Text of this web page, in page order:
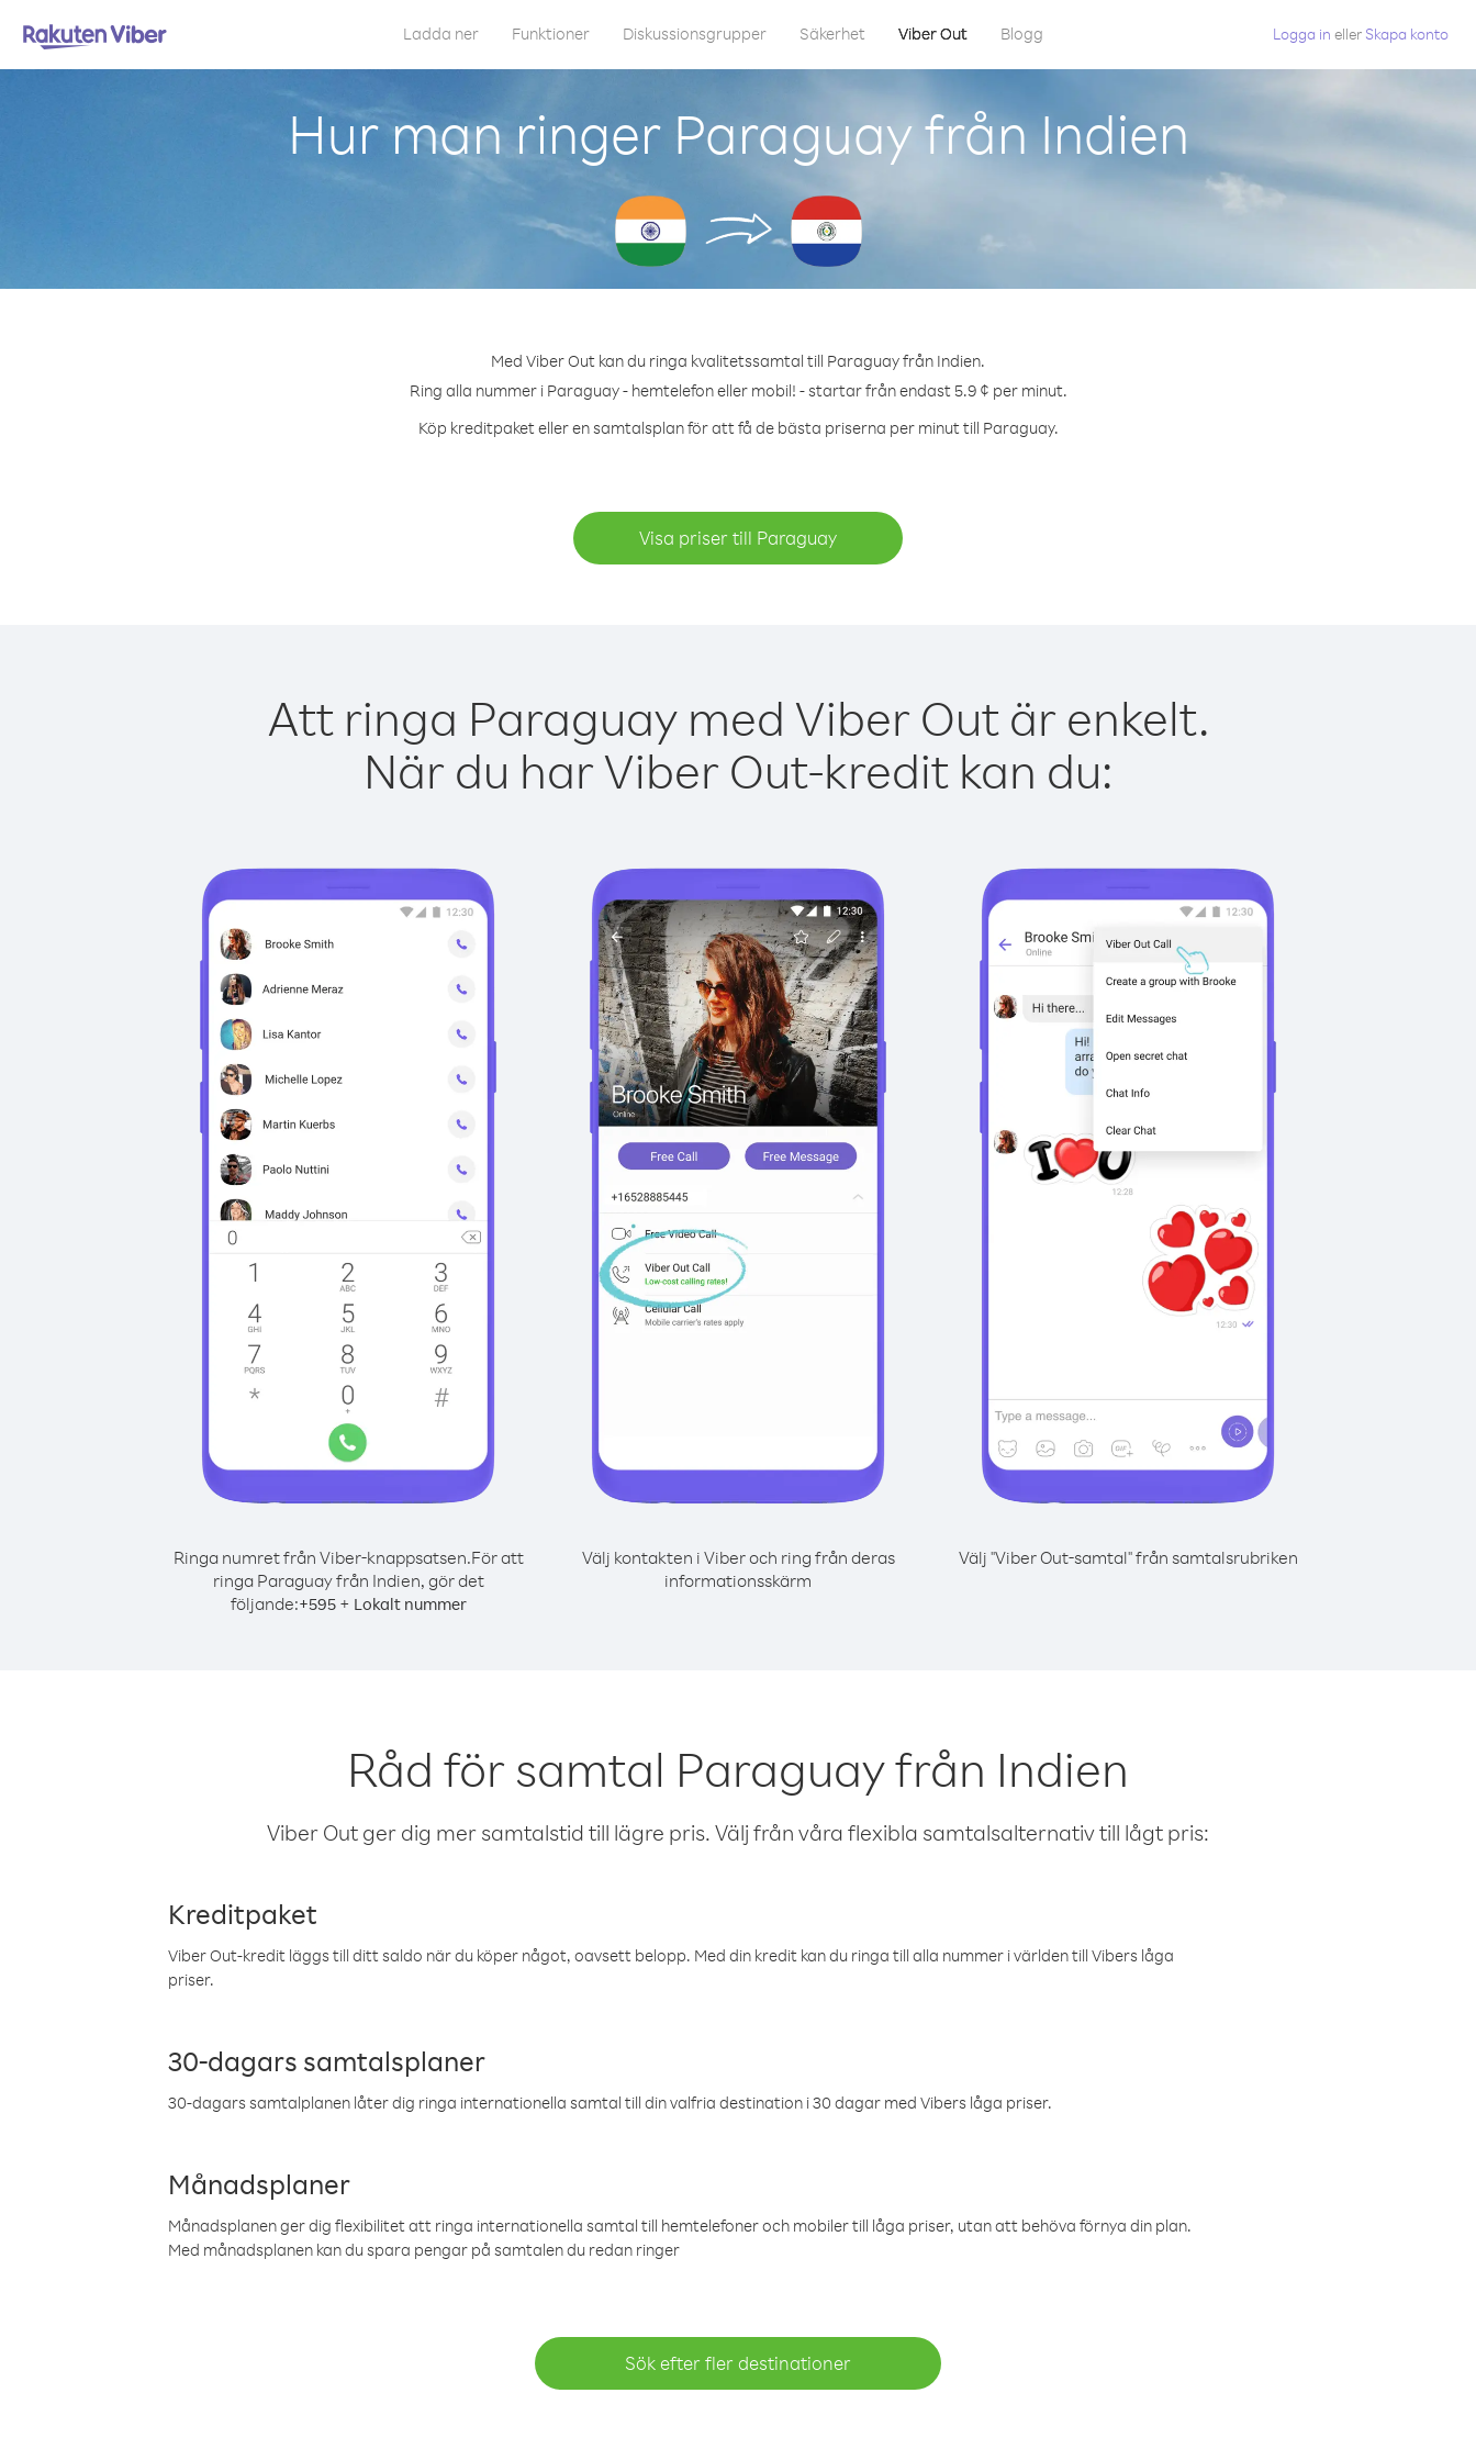
Ladda ner Funktioner Diskussionsgrupper Säkerhet Viber Out Blogg Logga in eller Skapa konto
Hur man ringer Paraguay från Indien
Med Viber Out kan du ringa kvalitetssamtal till Paraguay från Indien.
Ring alla nummer i Paraguay - hemtelefon eller mobil! - startar från endast 5.9 ¢ per minut.
Köp kreditpaket eller en samtalsplan för att få de bästa priserna per minut till Paraguay.
Visa priser till Paraguay
Att ringa Paraguay med Viber Out är enkelt.
När du har Viber Out-kredit kan du:
Ringa numret från Viber-knappsatsen.För att
ringa Paraguay från Indien, gör det
följande:+595+ Lokalt nummer
Välj kontakten i Viber och ring från deras
informationsskärm
Välj "Viber Out-samtal" från samtalsrubriken
Råd för samtal Paraguay från Indien
Viber Out ger dig mer samtalstid till lägre pris. Välj från våra flexibla samtalsalternativ till lågt pris:
Kreditpaket
Viber Out-kredit läggs till ditt saldo när du köper något, oavsett belopp. Med din kredit kan du ringa till alla nummer i världen till Vibers låga
priser.
30-dagars samtalsplaner
30-dagars samtalplanen låter dig ringa internationella samtal till din valfria destination i 30 dagar med Vibers låga priser.
Månadsplaner
Månadsplanen ger dig flexibilitet att ringa internationella samtal till hemtelefoner och mobiler till låga priser, utan att behöva förnya din plan.
Med månadsplanen kan du spara pengar på samtalen du redan ringer
Sök efter fler destinationer